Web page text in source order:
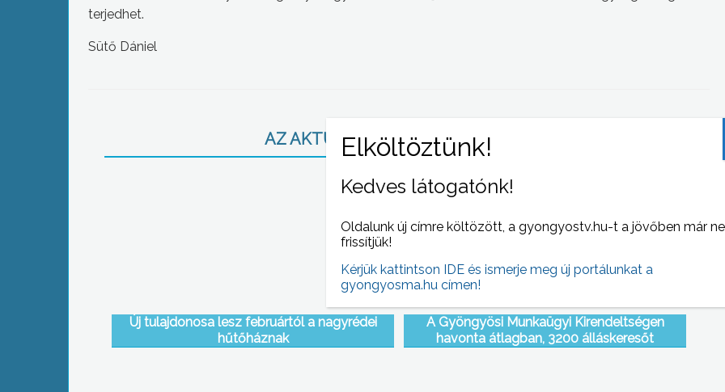
terjedhet.
Sütő Dániel
AZ AKTUÁLIS NAPI HÍREI
Új tulajdonosa lesz februártól a nagyrédei
hűtőháznak
A Gyöngyösi Munkaügyi Kirendeltségen
havonta átlagban, 3200 álláskeresőt
Kedves látogatónk!
Oldalunk új címre költözött, a gyongyostv.hu-t a jövőben már
frissítjük!
Kérjük kattintson IDE és ismerje meg új portálunkat a
gyongyosma.hu címen!